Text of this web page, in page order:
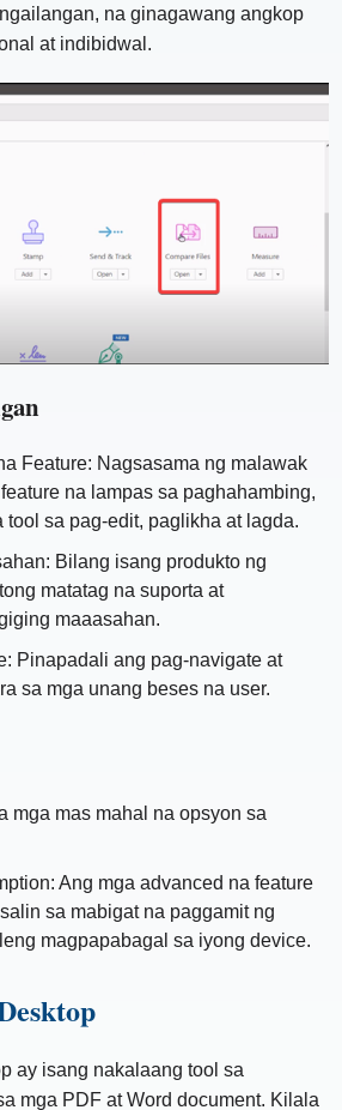
na ginagawang angkop
at indibidwal.
Feature: Nagsasama ng malawak
na lampas sa paghahambing,
tool sa pag-edit, paglikha at lagda.
Bilang isang produkto ng
matatag na suporta at
maaasahan.
Pinapadali ang pag-navigate at
sa mga unang beses na user.
mga mas mahal na opsyon sa
Ang mga advanced na feature
sa mabigat na paggamit ng
magpapabagal sa iyong device.
ay isang nakalaang tool sa
mga PDF at Word document. Kilala